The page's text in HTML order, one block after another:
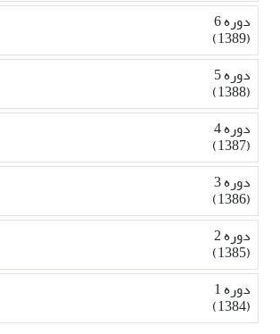
دوره 6
(1389)
دوره 5
(1388)
دوره 4
(1387)
دوره 3
(1386)
دوره 2
(1385)
دوره 1
(1384)